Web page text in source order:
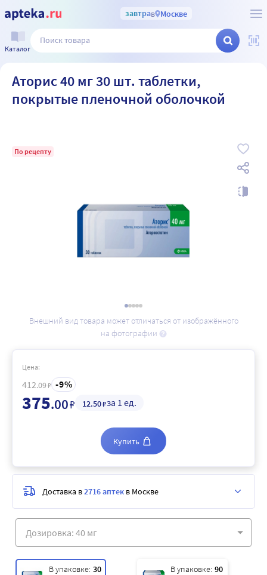
завтрав Москве
Каталог
Аторис 40 мг 30 шт. таблетки,
покрытые пленочной оболочкой
По рецепту
Внешний вид товара может отличаться от изображённого
на фотографии
В упаковке: 30
В упаковке: 90
Цена:
412.09₽ 9
375.00₽ 12.50₽за 1 ед.
Купить
Доставка в2716 аптек в Москве